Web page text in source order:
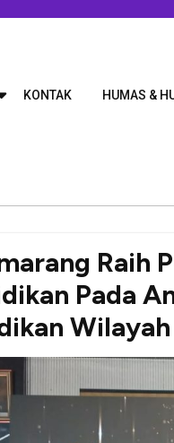
KONTAK HUMAS &
Raih
Pada